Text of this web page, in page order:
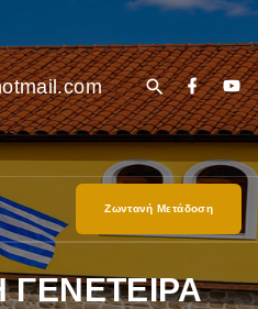
Ζωντανή Μετάδοση